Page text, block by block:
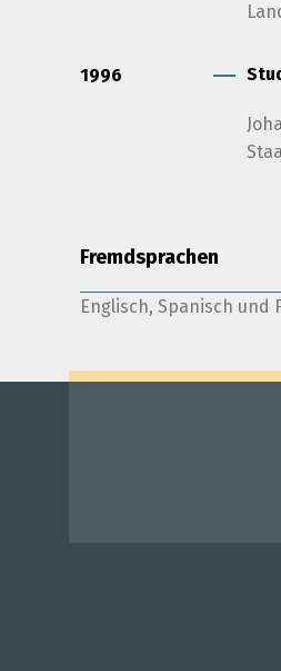
1996
Fremdsprachen
Englisch, Spanisch und